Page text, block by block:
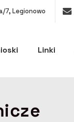
7, Legionowo
Linki